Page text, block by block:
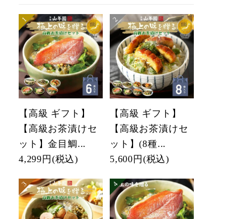
【高級 ギフト】
【高級お茶漬けセ
ット】金目鯛...
4,299円 (税込)
【高級 ギフト】
【高級お茶漬けセ
ット】(8種...
5,600円 (税込)